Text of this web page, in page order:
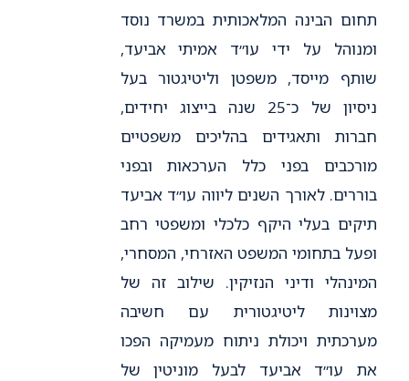
תחום הבינה המלאכותית במשרד נוסד
ומנוהל על ידי עו״ד אמיתי אביעד,
שותף מייסד, משפטן וליטיגטור בעל
ניסיון של כ־25 שנה בייצוג יחידים,
חברות ותאגידים בהליכים משפטיים
מורכבים בפני כלל הערכאות ובפני
בוררים. לאורך השנים ליווה עו״ד אביעד
תיקים בעלי היקף כלכלי ומשפטי רחב
ופעל בתחומי המשפט האזרחי, המסחרי,
המינהלי ודיני הנזיקין. שילוב זה של
מצוינות ליטיגטורית עם חשיבה
מערכתית ויכולת ניתוח מעמיקה הפכו
את עו״ד אביעד לבעל מוניטין של